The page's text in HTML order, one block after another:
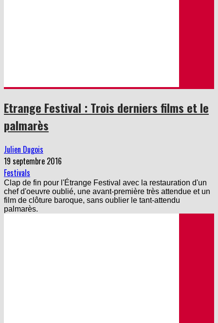
Etrange Festival : Trois derniers films et le
palmarès
Julien Dugois
19 septembre 2016
Festivals
Clap de fin pour l'Étrange Festival avec la restauration d'un
chef d'oeuvre oublié, une avant-première très attendue et un
film de clôture baroque, sans oublier le tant-attendu
palmarès.